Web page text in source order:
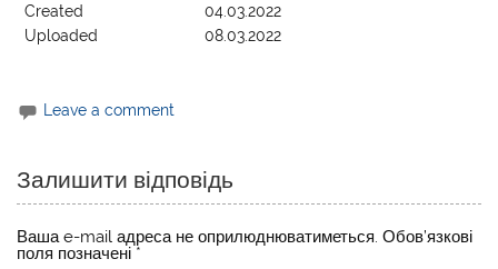
Created
04.03.2022
Uploaded
08.03.2022
Leave a comment
Залишити відповідь
Ваша e-mail адреса не оприлюднюватиметься. Обов’язкові
поля позначені *